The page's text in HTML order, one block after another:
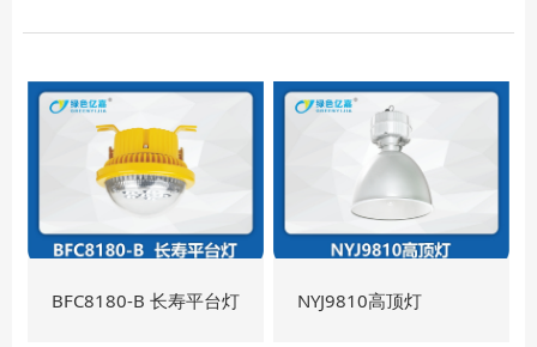
BFC8180-B 长寿平台灯 NYJ9810高顶灯